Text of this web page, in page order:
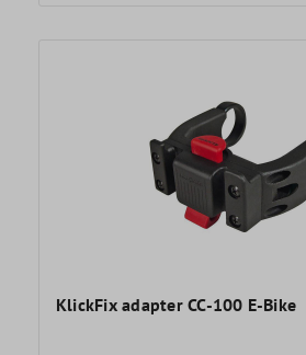
KlickFix adapter CC-100 E-Bike